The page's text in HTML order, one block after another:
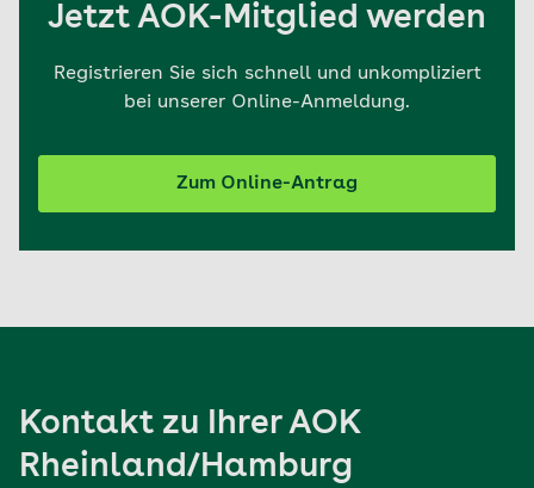
Jetzt AOK-Mitglied werden
Registrieren Sie sich schnell und unkompliziert
bei unserer Online-Anmeldung.
Zum Online-Antrag
Kontakt zu Ihrer AOK
Rheinland/Hamburg